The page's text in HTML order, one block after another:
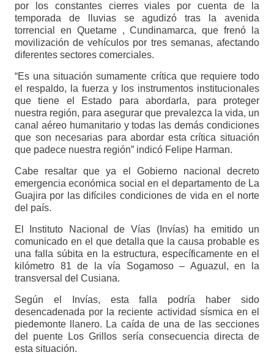
por los constantes cierres viales por cuenta de la
temporada de lluvias se agudizó tras la avenida
torrencial en Quetame , Cundinamarca, que frenó la
movilización de vehículos por tres semanas, afectando
diferentes sectores comerciales.
“Es una situación sumamente crítica que requiere todo
el respaldo, la fuerza y los instrumentos institucionales
que tiene el Estado para abordarla, para proteger
nuestra región, para asegurar que prevalezca la vida, un
canal aéreo humanitario y todas las demás condiciones
que son necesarias para abordar esta crítica situación
que padece nuestra región” indicó Felipe Harman.
Cabe resaltar que ya el Gobierno nacional decreto
emergencia económica social en el departamento de La
Guajira por las difíciles condiciones de vida en el norte
del país.
El Instituto Nacional de Vías (Invías) ha emitido un
comunicado en el que detalla que la causa probable es
una falla súbita en la estructura, específicamente en el
kilómetro 81 de la vía Sogamoso – Aguazul, en la
transversal del Cusiana.
Según el Invías, esta falla podría haber sido
desencadenada por la reciente actividad sísmica en el
piedemonte llanero. La caída de una de las secciones
del puente Los Grillos sería consecuencia directa de
esta situación.